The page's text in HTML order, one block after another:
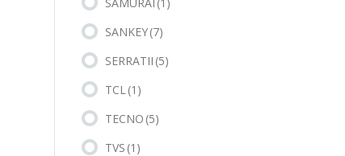
SANKEY(7)
SERRATII (5)
TCL(1)
TECNO (5)
TVS (1)